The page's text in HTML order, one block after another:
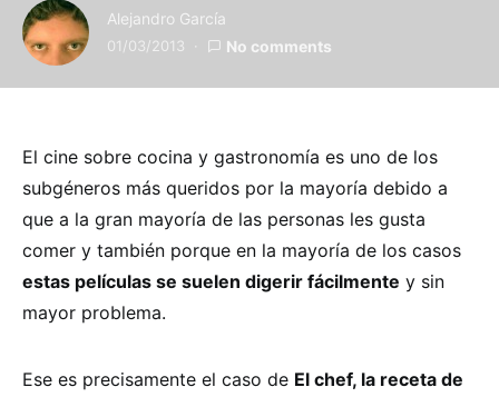
Alejandro García
01/03/2013 No comments
El cine sobre cocina y gastronomía es uno de los
subgéneros más queridos por la mayoría debido a
que a la gran mayoría de las personas les gusta
comer y también porque en la mayoría de los casos
estas películas se suelen digerir fácilmente y sin
mayor problema.
Ese es precisamente el caso de El chef, la receta de